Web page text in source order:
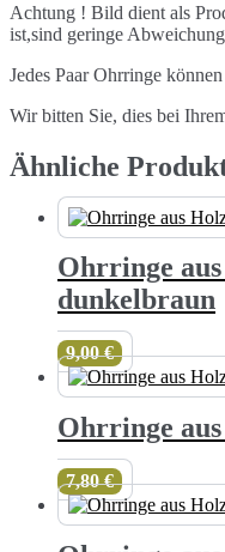
Achtung ! Bild dient als
ist,sind geringe
Jedes Paar Ohrringe
Wir bitten Sie, dies bei
Ähnliche
Ohrringe
dunkelbraun
9,00€
Ohrringe
7,80€